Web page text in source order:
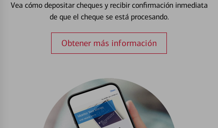
Vea cómo depositar cheques y recibir confirmación inmediata
de que el cheque se está procesando.
Obtener más información